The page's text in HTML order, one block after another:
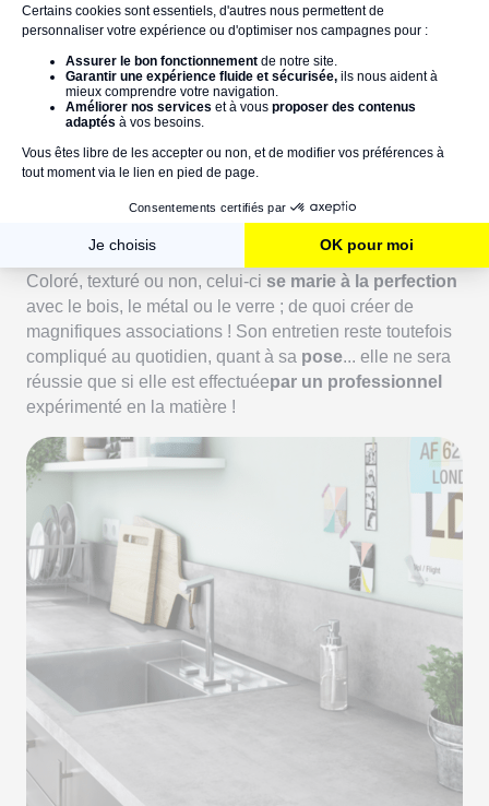
Les plus petites finitions comptent !
Déléguez l'installation de tous vos accessoires de
cuisine à un pro. près de chez vous ! >>
6. Le béton ciré : la force tranquille
n'habille plus seulement lessols
travail, où il se montre
et très robuste.
Coloré, texturé ou non, celui-ci se marie à la perfection
avec le bois, le métal ou le verre ; de quoi créer de
magnifiques associations ! Son entretien reste toutefois
compliqué au quotidien, quant à sa pose... elle ne sera
réussie que si elle est effectuéepar un professionnel
expérimenté en la matière !